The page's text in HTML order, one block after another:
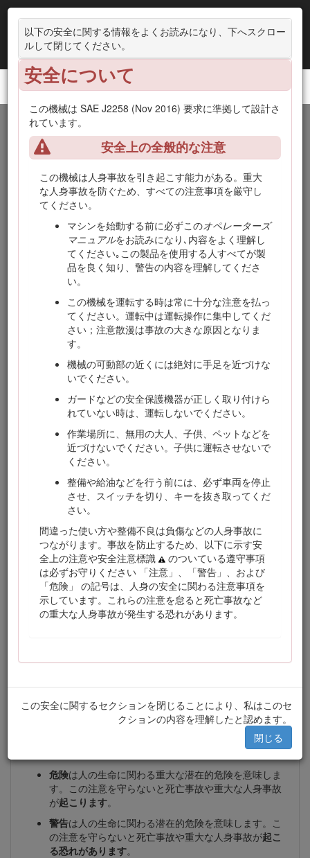
以下の安全に関する情報をよくお読みになり、下へスクロー
ルして閉じてください。
安全について
この機械は SAE J2258 (Nov 2016) 要求に準拠して設計さ
れています。
安全上の全般的な注意
この機械は人身事故を引き起こす能力がある。重大
な人身事故を防ぐため、すべての注意事項を厳守し
てください。
マシンを始動する前に必ずこのオペレーターズ
マニュアルをお読みになり､内容をよく理解し
てください｡この製品を使用する人すべてが製
品を良く知り、警告の内容を理解してくださ
い。
この機械を運転する時は常に十分な注意を払っ
てください。運転中は運転操作に集中してくだ
さい；注意散漫は事故の大きな原因となりま
す。
機械の可動部の近くには絶対に手足を近づけな
いでください。
ガードなどの安全保護機器が正しく取り付けら
れていない時は、運転しないでください。
作業場所に、無用の大人、子供、ペットなどを
近づけないでください。子供に運転させないで
ください。
整備や給油などを行う前には、必ず車両を停止
させ、スイッチを切り、キーを抜き取ってくだ
さい。
間違った使い方や整備不良は負傷などの人身事故に
つながります。事故を防止するため、以下に示す安
全上の注意や安全注意標識
のついている遵守事項
は必ずお守りください 「注意」、「警告」、および
「危険」 の記号は、人身の安全に関わる注意事項を
示しています。これらの注意を怠ると死亡事故など
の重大な人身事故が発生する恐れがあります。
この安全に関するセクションを閉じることにより、私はこのセ
クションの内容を理解したと認めます。
閉じる
Workman® HDX-D 汎用作業車
はじめに
この製品は、公道以外の場所で主に人や資材を運搬すること
を目的として製造されている汎用作業車です。この機械は本
来の目的から外れた使用をすると運転者本人や周囲の人間に
危険な場合があります。
この説明書を読んで製品の運転方法や整備方法を十分に理解
し、他人に迷惑の掛からないまた適切な方法でご使用くださ
い。この製品を適切かつ安全に使用するのはお客様の責任で
製品の安全や取り扱い講習、アクセサリなどに関する情報、
代理店についての情報の入手、お買い上げ製品の登録などを
ネットで行っていただくことができます：www.Toro.com
整備について、また純正部品についてなど、分からないこと
はお気軽に弊社代理店またはカスタマーサービスにおたずね
ください。お問い合わせの際には、必ず製品のモデル番号と
シリアル番号をお知らせください。図
アル番号を刻印した銘板の取り付け位置を示します。いまの
うちに番号をメモしておきましょう。
Important: シリアル番号デカルについている QR コード（無
い場合もあります）をモバイル機器でスキャンすると、製品
保証、パーツその他の製品情報にアクセスできます。
図 1
この他に2つの言葉で注意を促しています。重要「重要」は製
しています。
危険警告記号（図2 ）は、このマニュアルと実機上とに表示
され、事故防止のために守るべき重要な注意事項を示しま
の文字表記が付き
危険は人の生命に関わる重大な潜在的危険を意味しま
す。この注意を守らないと死亡事故や重大な人身事故
が起こります。
警告は人の生命に関わる潜在的危険を意味します。こ
の注意を守らないと死亡事故や重大な人身事故が起こ
る恐れがあります。